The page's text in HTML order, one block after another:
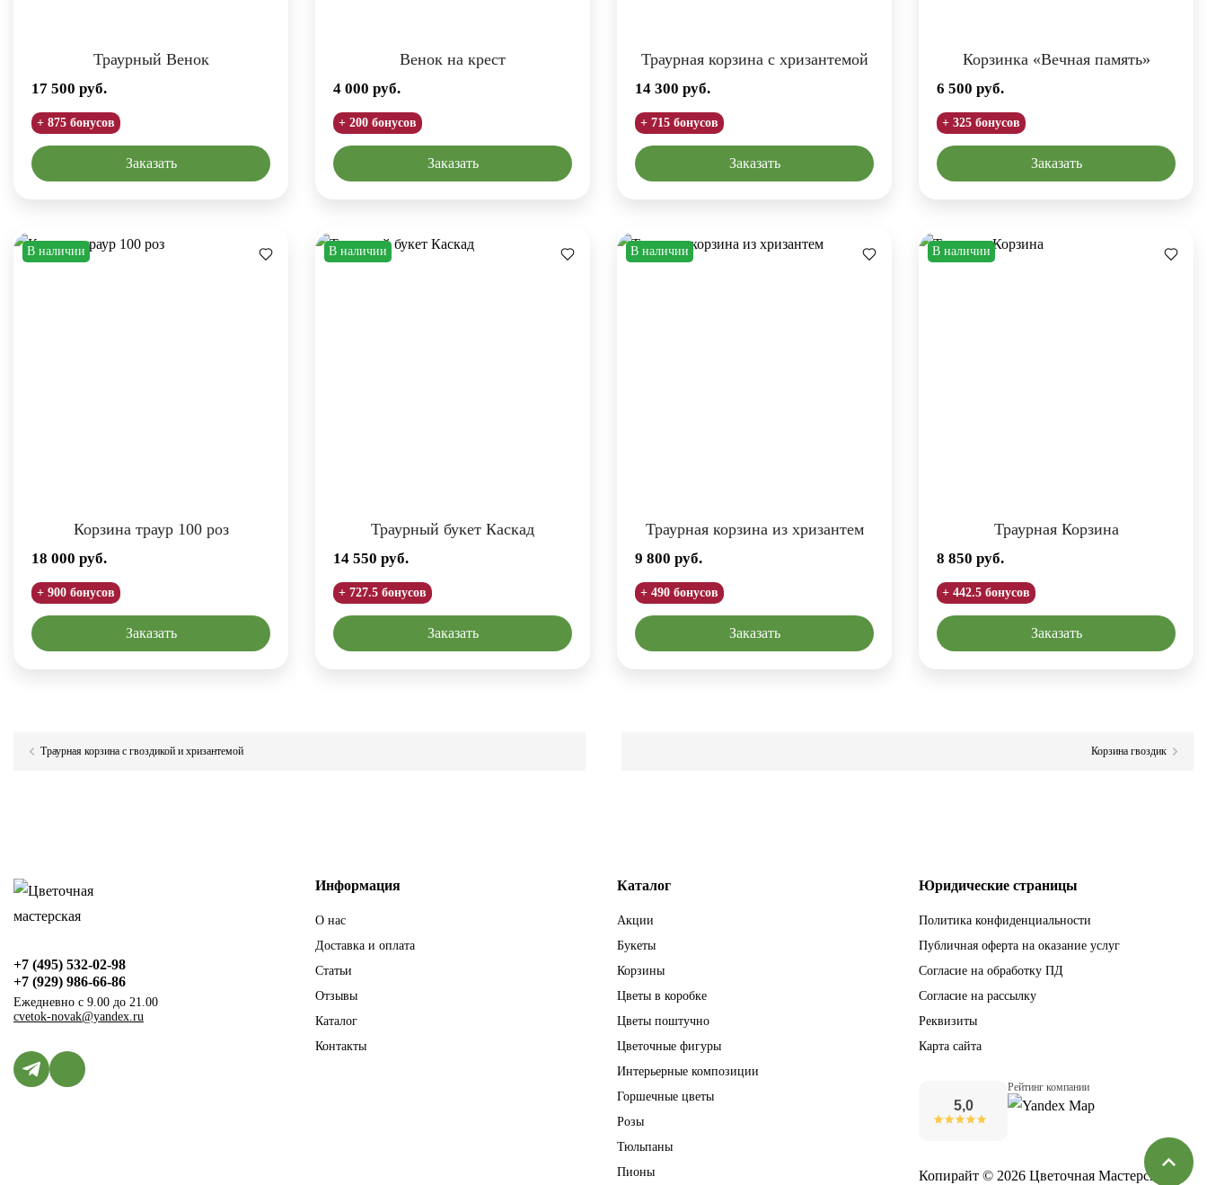
Траурная корзина с гвоздикой и хризантемой Корзина гвоздик
Траурный Венок
17 500 руб.
+ 875 бонусов
Заказать
Венок на крест
4 000 руб.
+ 200 бонусов
Заказать
Траурная корзина с хризантемой
14 300 руб.
+ 715 бонусов
Заказать
Корзинка «Вечная память»
6 500 руб.
+ 325 бонусов
Заказать
В наличии
Корзина траур 100 роз
18 000 руб.
+ 900 бонусов
Заказать
В наличии
Траурный букет Каскад
14 550 руб.
+ 727.5 бонусов
Заказать
В наличии
Траурная корзина из хризантем
9 800 руб.
+ 490 бонусов
Заказать
В наличии
Траурная Корзина
8 850 руб.
+ 442.5 бонусов
Заказать
+7 (495) 532-02-98
+7 (929) 986-66-86
Ежедневно с 9.00 до 21.00
cvetok-novak@yandex.ru
Информация
О нас
Доставка и оплата
Статьи
Отзывы
Каталог
Контакты
Каталог
Акции
Букеты
Корзины
Цветы в коробке
Цветы поштучно
Цветочные фигуры
Интерьерные композиции
Горшечные цветы
Розы
Тюльпаны
Пионы
Юридические страницы
Политика конфиденциальности
Публичная оферта на оказание услуг
Согласие на обработку ПД
Согласие на рассылку
Реквизиты
Карта сайта
5,0
Рейтинг компании
Копирайт © 2026 Цветочная Мастерская